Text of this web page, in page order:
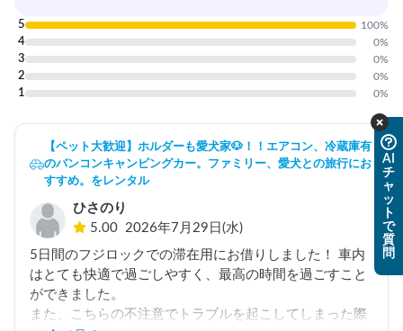
5 100%
4 0%
3 0%
2 0%
1 0%
【ペット大歓迎】ホルダーも愛犬家🐶！！エアコン、冷蔵庫有
のバンコンキャンピングカー。ファミリー、愛犬との旅行にお
すすめ。をレンタル
ひさのり
5.00 2026年7月29日(水)
5日間のフジロックでの滞在用にお借りしました！ 車内
はとても快適で過ごしやすく、最高の時間を過ごすこと
ができました。
また、こちらの不注意でトラブルを起こしてしまった際
AI
チ
ャ
ッ
ト
で
質
問